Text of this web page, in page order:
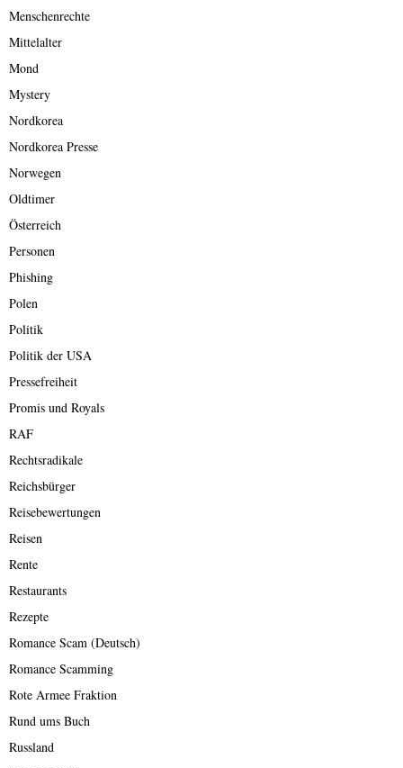
Menschenrechte
Mittelalter
Mond
Mystery
Nordkorea
Nordkorea Presse
Norwegen
Oldtimer
Österreich
Personen
Phishing
Polen
Politik
Politik der USA
Pressefreiheit
Promis und Royals
RAF
Rechtsradikale
Reichsbürger
Reisebewertungen
Reisen
Rente
Restaurants
Rezepte
Romance Scam (Deutsch)
Romance Scamming
Rote Armee Fraktion
Rund ums Buch
Russland